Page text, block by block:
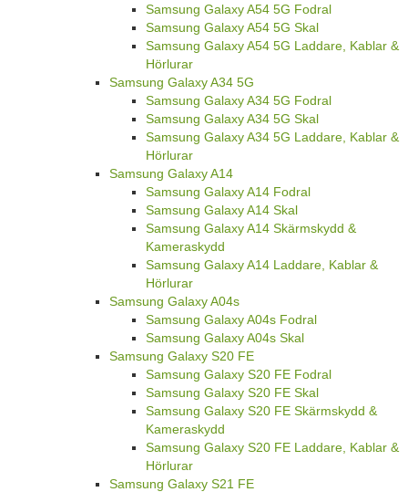
Samsung Galaxy A54 5G Fodral
Samsung Galaxy A54 5G Skal
Samsung Galaxy A54 5G Laddare, Kablar &
Hörlurar
Samsung Galaxy A34 5G
Samsung Galaxy A34 5G Fodral
Samsung Galaxy A34 5G Skal
Samsung Galaxy A34 5G Laddare, Kablar &
Hörlurar
Samsung Galaxy A14
Samsung Galaxy A14 Fodral
Samsung Galaxy A14 Skal
Samsung Galaxy A14 Skärmskydd &
Kameraskydd
Samsung Galaxy A14 Laddare, Kablar &
Hörlurar
Samsung Galaxy A04s
Samsung Galaxy A04s Fodral
Samsung Galaxy A04s Skal
Samsung Galaxy S20 FE
Samsung Galaxy S20 FE Fodral
Samsung Galaxy S20 FE Skal
Samsung Galaxy S20 FE Skärmskydd &
Kameraskydd
Samsung Galaxy S20 FE Laddare, Kablar &
Hörlurar
Samsung Galaxy S21 FE